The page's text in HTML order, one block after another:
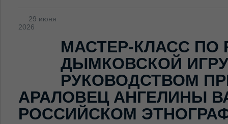
29 июня
2026
МАСТЕР-КЛАСС ПО
ДЫМКОВСКОЙ
РУКОВОДСТВОМ
АРАЛОВЕЦ АНГЕЛИНЫ
РОССИЙСКОМ